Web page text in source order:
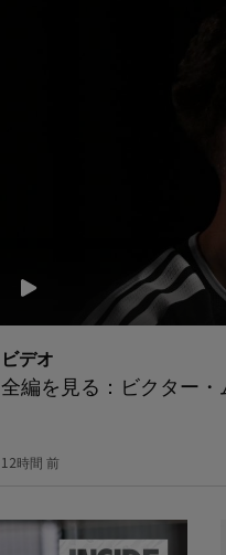
ビデオ
全編を見る：ビクター
12時間 前